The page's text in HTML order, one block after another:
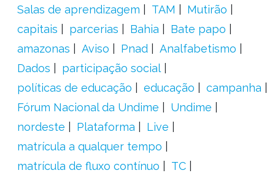
Salas de aprendizagem
TAM
Mutirão
capitais
parcerias Bahia
Bate papo
amazonas
Aviso Pnad
Analfabetismo
Dados
participação social
políticas de educação
educação
campanha
Fórum Nacional da Undime
Undime
nordeste
Plataforma
Live
matrícula a qualquer tempo
matrícula de fluxo contínuo
TC